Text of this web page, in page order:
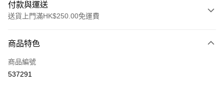
付款與運送
送貨上門滿HK$250.00免運費
信用卡
Apple Pay
商品特色
商品編號
537291